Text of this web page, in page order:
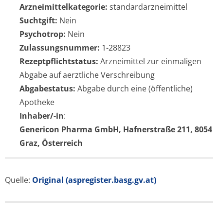
Arzneimittelkategorie: standardarzneimittel
Suchtgift: Nein
Psychotrop: Nein
Zulassungsnummer: 1-28823
Rezeptpflichtstatus: Arzneimittel zur einmaligen
Abgabe auf aerztliche Verschreibung
Abgabestatus: Abgabe durch eine (öffentliche)
Apotheke
Inhaber/-in:
Genericon Pharma GmbH, Hafnerstraße 211, 8054
Graz, Österreich
Quelle: Original (aspregister.basg.gv.at)